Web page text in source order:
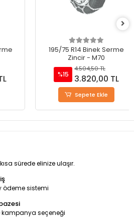
195/75 R14 Binek Serme
Zincir - M70
%15
4.504,50 TL
3.820,00 TL
Sepete Ekle
sürede elinize ulaşır.
ödeme sistemi
kampanya seçeneği